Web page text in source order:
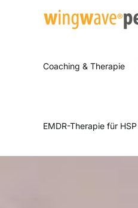
Coaching & Therapie
EMDR-Therapie für HSP